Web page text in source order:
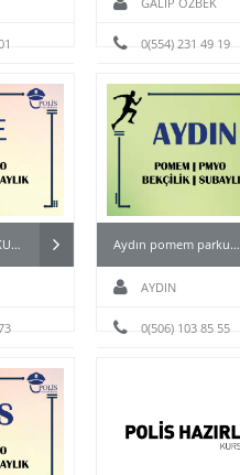
0(554) 231 49 19
RİZE POMEM PARKUR HAZIRLIK KURSU Aydın pomem parkur hazırlık kursları
AYDIN
0(506) 103 85 55